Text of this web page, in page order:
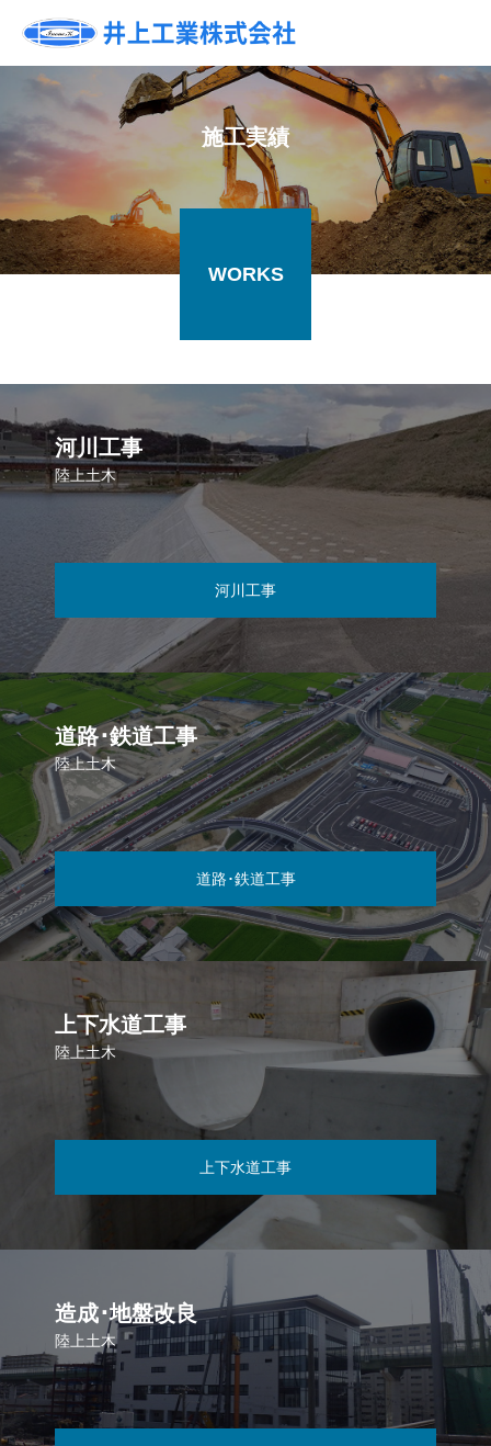
施工実績
WORKS
河川工事
陸上土木
河川工事
道路･鉄道工事
陸上土木
道路･鉄道工事
上下水道工事
陸上土木
上下水道工事
造成･地盤改良
陸上土木